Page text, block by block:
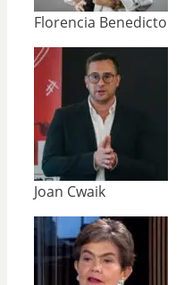
Florencia Benedicto
Joan Cwaik